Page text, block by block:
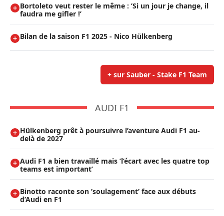
Bortoleto veut rester le même : ’Si un jour je change, il
faudra me gifler !’
Bilan de la saison F1 2025 - Nico Hülkenberg
+ sur Sauber - Stake F1 Team
AUDI F1
Hülkenberg prêt à poursuivre l’aventure Audi F1 au-
delà de 2027
Audi F1 a bien travaillé mais ’l’écart avec les quatre top
teams est important’
Binotto raconte son ’soulagement’ face aux débuts
d’Audi en F1